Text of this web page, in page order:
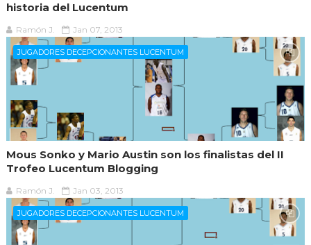
historia del Lucentum
Ramón J. Jan 07, 2013
JUGADORES DECEPCIONANTES LUCENTUM
Mous Sonko y Mario Austin son los finalistas del II
Trofeo Lucentum Blogging
Ramón J. Jan 03, 2013
JUGADORES DECEPCIONANTES LUCENTUM